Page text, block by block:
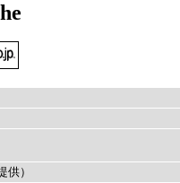
供）